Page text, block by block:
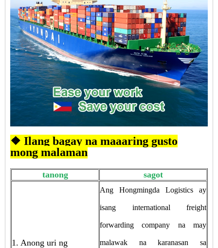
❖ Ilang bagay na maaaring gusto
mong malaman
tanong sagot
1. Anong uri ng
Ang Hongmingda Logistics ay
isang international freight
forwarding company na may
malawak na karanasan sa